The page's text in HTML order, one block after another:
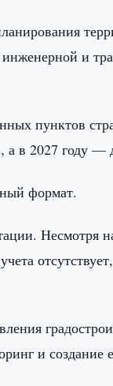
инженерной и
пунктов
а в 2027 году —
формат.
Несмотря
и создание